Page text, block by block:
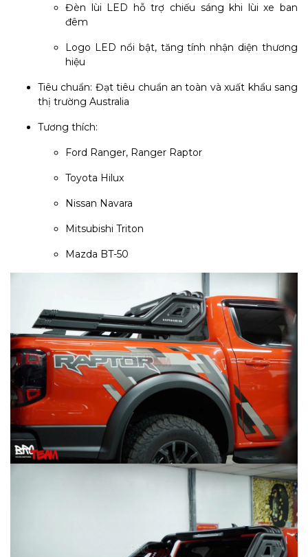
Đèn lùi LED hỗ trợ chiếu sáng khi lùi xe ban
đêm
Logo LED nổi bật, tăng tính nhận diện thương
hiệu
Tiêu chuẩn: Đạt tiêu chuẩn an toàn và xuất khẩu sang
thị trường Australia
Tương thích:
Ford Ranger, Ranger Raptor
Toyota Hilux
Nissan Navara
Mitsubishi Triton
Mazda BT-50